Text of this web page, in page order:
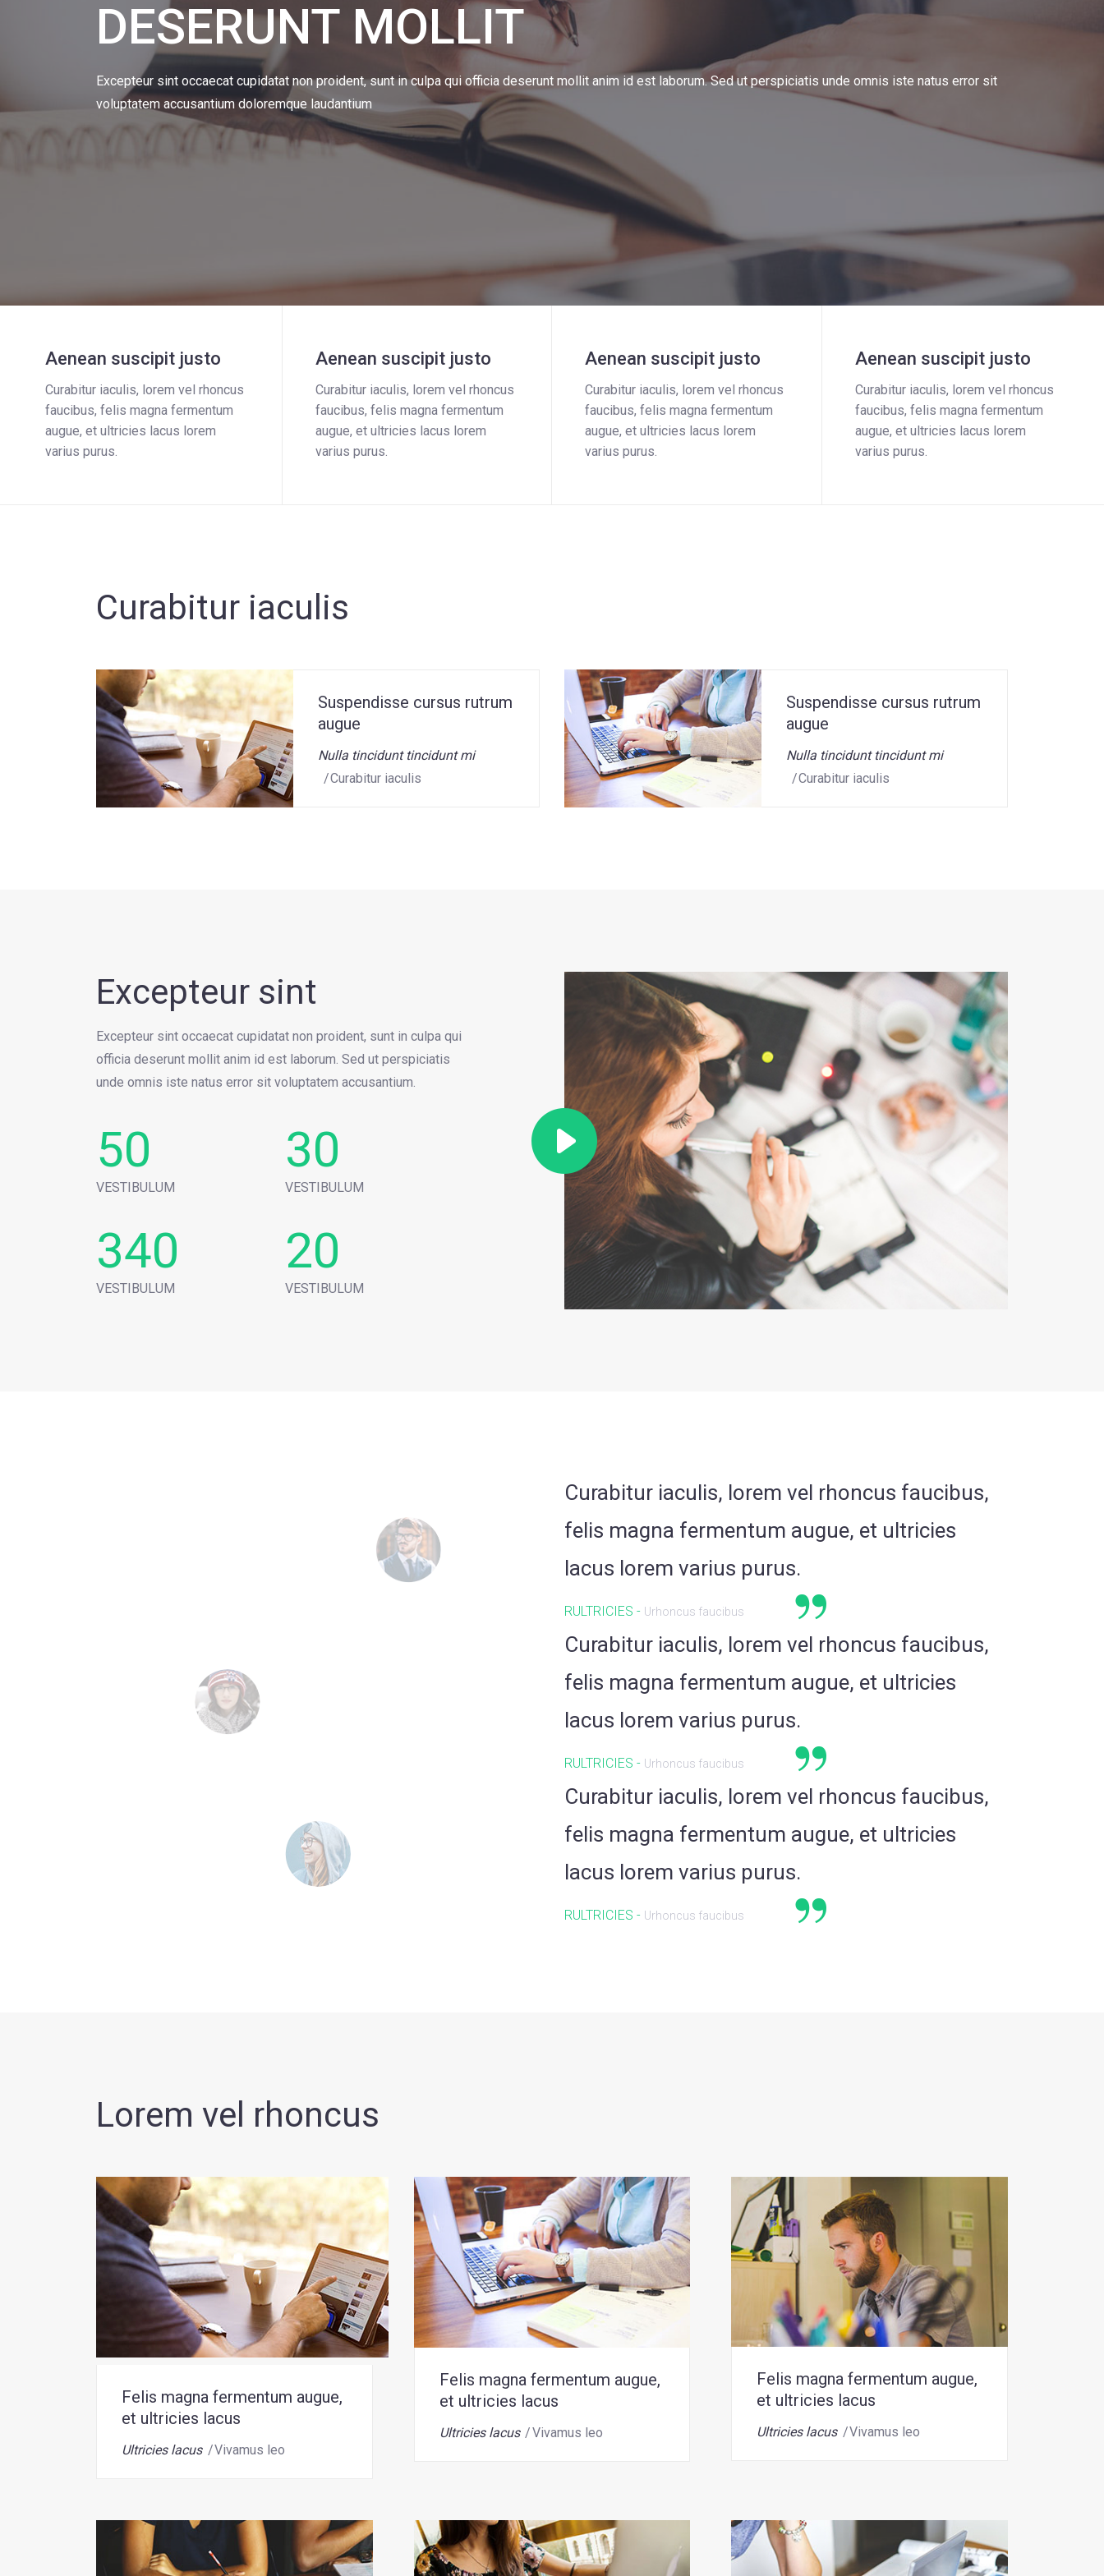
DESERUNT MOLLIT
Excepteur sint occaecat cupidatat non proident, sunt in culpa qui officia deserunt mollit anim id est laborum. Sed ut perspiciatis unde omnis iste natus error sit
voluptatem accusantium doloremque laudantium
Aenean suscipit justo
Curabitur iaculis, lorem vel rhoncus
faucibus, felis magna fermentum
augue, et ultricies lacus lorem
varius purus.
Aenean suscipit justo
Curabitur iaculis, lorem vel rhoncus
faucibus, felis magna fermentum
augue, et ultricies lacus lorem
varius purus.
Aenean suscipit justo
Curabitur iaculis, lorem vel rhoncus
faucibus, felis magna fermentum
augue, et ultricies lacus lorem
varius purus.
Aenean suscipit justo
Curabitur iaculis, lorem vel rhoncus
faucibus, felis magna fermentum
augue, et ultricies lacus lorem
varius purus.
Curabitur iaculis
Suspendisse cursus rutrum
augue
Nulla tincidunt tincidunt mi
Curabitur iaculis
Suspendisse cursus rutrum
augue
Nulla tincidunt tincidunt mi
Curabitur iaculis
Excepteur sint
Excepteur sint occaecat cupidatat non proident, sunt in culpa qui
officia deserunt mollit anim id est laborum. Sed ut perspiciatis
unde omnis iste natus error sit voluptatem accusantium.
50
VESTIBULUM
30
VESTIBULUM
340
VESTIBULUM
20
VESTIBULUM
Curabitur iaculis, lorem vel rhoncus faucibus,
felis magna fermentum augue, et ultricies
lacus lorem varius purus.
RULTRICIES - Urhoncus faucibus
Curabitur iaculis, lorem vel rhoncus faucibus,
felis magna fermentum augue, et ultricies
lacus lorem varius purus.
RULTRICIES - Urhoncus faucibus
Curabitur iaculis, lorem vel rhoncus faucibus,
felis magna fermentum augue, et ultricies
lacus lorem varius purus.
RULTRICIES - Urhoncus faucibus
Lorem vel rhoncus
Felis magna fermentum augue,
et ultricies lacus
Ultricies lacus Vivamus leo
Felis magna fermentum augue,
et ultricies lacus
Ultricies lacus Vivamus leo
Felis magna fermentum augue,
et ultricies lacus
Ultricies lacus Vivamus leo